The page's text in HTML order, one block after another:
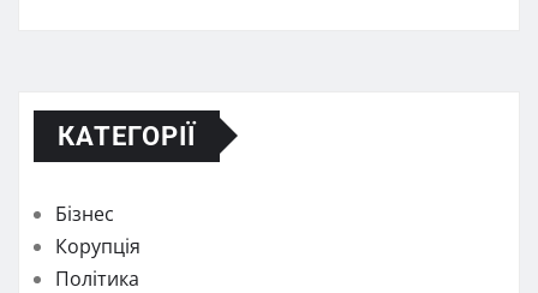
КАТЕГОРІЇ
Бізнес
Корупція
Політика